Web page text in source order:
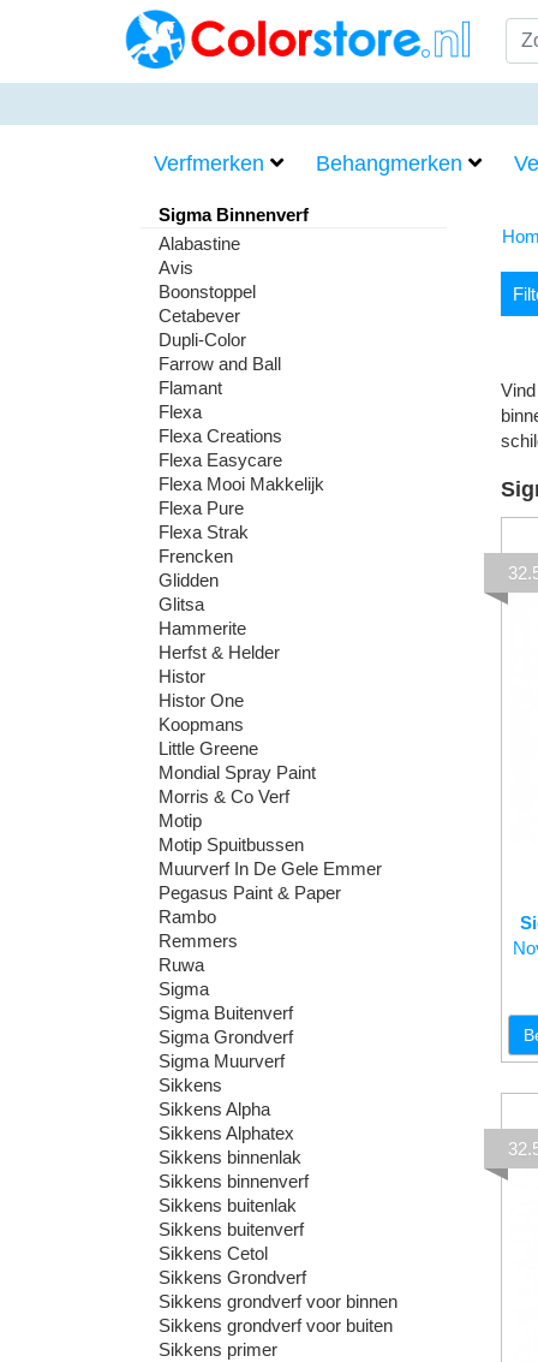
Verfmerken Behangmerken
Sigma Binnenverf
Alabastine
Avis
Boonstoppel
Cetabever
Dupli-Color
Farrow and Ball
Flamant
Flexa
Flexa Creations
Flexa Easycare
Flexa Mooi Makkelijk
Flexa Pure
Flexa Strak
Frencken
Glidden
Glitsa
Hammerite
Herfst & Helder
Histor
Histor One
Koopmans
Little Greene
Mondial Spray Paint
Morris & Co Verf
Motip
Motip Spuitbussen
Muurverf In De Gele Emmer
Pegasus Paint & Paper
Rambo
Remmers
Ruwa
Sigma
Sigma Buitenverf
Sigma Grondverf
Sigma Muurverf
Sikkens
Sikkens Alpha
Sikkens Alphatex
Sikkens binnenlak
Sikkens binnenverf
Sikkens buitenlak
Sikkens buitenverf
Sikkens Cetol
Sikkens Grondverf
Sikkens grondverf voor binnen
Sikkens grondverf voor buiten
Sikkens primer